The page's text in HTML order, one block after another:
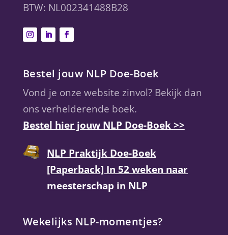
BTW: NL002341488B28
Bestel jouw NLP Doe-Boek
Vond je onze website zinvol? Bekijk dan
ons verhelderende boek.
Bestel hier jouw NLP Doe-Boek >>
NLP Praktijk Doe-Boek
[Paperback] In 52 weken naar
meesterschap in NLP
Wekelijks NLP-momentjes?